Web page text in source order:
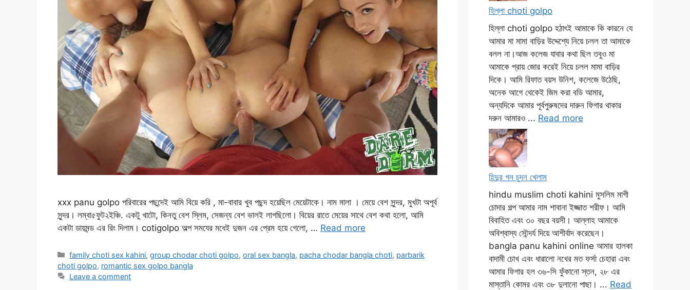
xxx panu golpo পরিবারের পছন্দেই আমি বিয়ে করি , মা-বাবার খুব পছন্দ হয়েছিল মেয়েটাকে। নাম মালা । মেয়ে বেশ সুন্দর, মুখটা অপূর্ব
সুন্দর। লম্বা৫ফুট২ইঞ্চি. একটু খাটো, কিনতু বেশ স্লিম, সেজন্য বেশ ভালই লাগছিলো। বিয়ের রাতে মেয়ের সাথে বেশ কথা হলো, আমি
একটা ডায়মন্ড এর রিং দিলাম। cotigolpo অল্প সমযের মধেই দুজন এর প্রেম হয়ে গেলো, … Read more
Categories
family choti sex kahini,group chodar choti golpo,oral sex bangla, pacha chodar bangla choti, parbarik
choti golpo, romantic sex golpo bangla
Leave a comment
হিল্লা choti golpo
হিল্লা choti golpo হঠাৎই আমাকে কি কারনে যে
আমার মা মামা বাড়ির উদ্দেশ্যে নিয়ে চলল তা আমাকে
বলল না।আজ কলেজ যাবার কথা ছিল তবুও মা
আমাকে প্রায় জোর করেই নিয়ে চলল মামা বাড়ির
দিকে। আমি রিফাত বয়স উনিশ, কলেজে উঠেছি,
অনেক আগে থেকেই জিম করা বডি আমার,
অন্যদিকে আমার পূর্বপুরুষদের দারুন ফিগার থাকার
দরুন আমারও ... Read more
হিন্দুর গন চুদন খেলাম
hindu muslim choti kahini মুসলিম মাগী
চোদার গল্প আমার নাম শাবানা ইজ্জাত শরীফ। আমি
বিবাহিত এবং ৩০ বছর বয়সী। আল্লাহ আমাকে
অবিশ্বাস্য সৌন্দর্য দিয়ে আশীর্বাদ করেছেন।
bangla panu kahini online আমার হালকা
বাদামী চোখ এবং ধারালো নখের মত ফর্সা চেহারা এবং
আমার ফিগার হল ৩৬-সি ফুঁকানো স্তন, ২৮ এর
মাস্তানি কোমর এবং ৩৮ দুলানো পাছা। ... Read